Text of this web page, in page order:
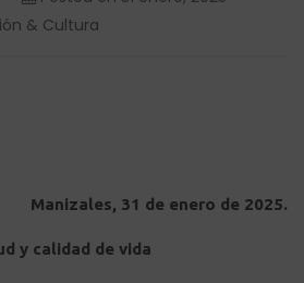
& Cultura
Manizales, 31 de enero de 2025.
y calidad de vida